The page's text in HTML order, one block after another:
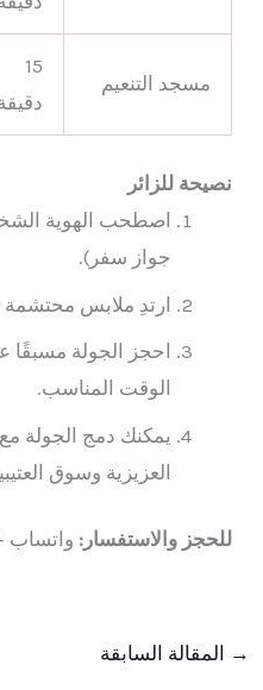
مسجد التنعيم
15
نصيحة للزائر
اصطحب الهوية
جواز سفر).
ارتدِ ملابس محتشمة
احجز الجولة مسبقًا
الوقت المناسب.
يمكنك دمج الجولة
العزيزية وسوق
للحجز والاستفسار: واتساب
→ المقالة السابقة